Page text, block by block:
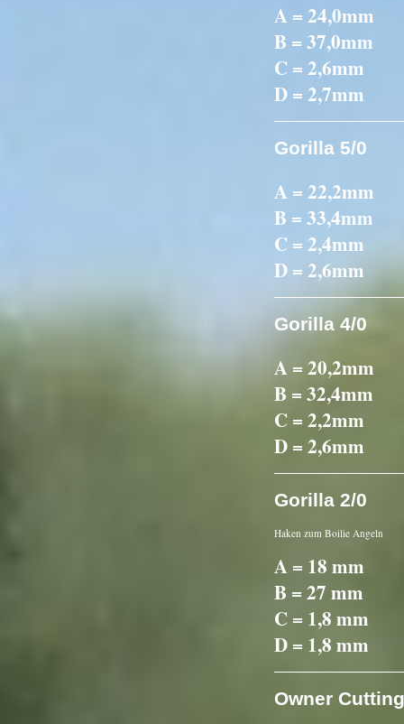
A = 24,0mm
B = 37,0mm
C = 2,6mm
D = 2,7mm
Gorilla 5/0
A = 22,2mm
B = 33,4mm
C = 2,4mm
D = 2,6mm
Gorilla 4/0
A = 20,2mm
B = 32,4mm
C = 2,2mm
D = 2,6mm
Gorilla 2/0
Haken zum Boilie Angeln
A = 18 mm
B = 27 mm
C = 1,8 mm
D = 1,8 mm
Owner